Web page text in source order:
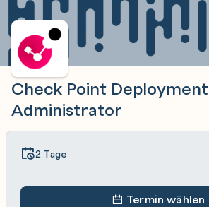
Check Point Deployment
Administrator
2 Tage
Termin wählen